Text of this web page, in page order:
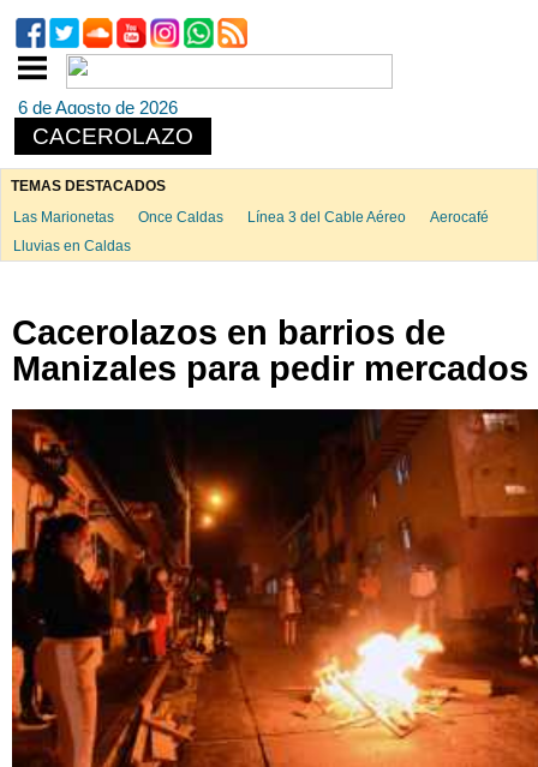
6 de Agosto de 2026
CACEROLAZO
TEMAS DESTACADOS
Las Marionetas
Once Caldas Línea 3 del Cable Aéreo
Aerocafé
Lluvias en Caldas
Cacerolazos en barrios de
Manizales para pedir mercados